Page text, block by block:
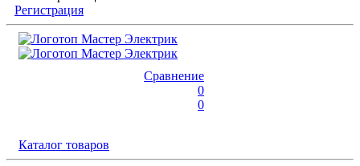
Регистрация
Сравнение
0
0
Каталог товаров